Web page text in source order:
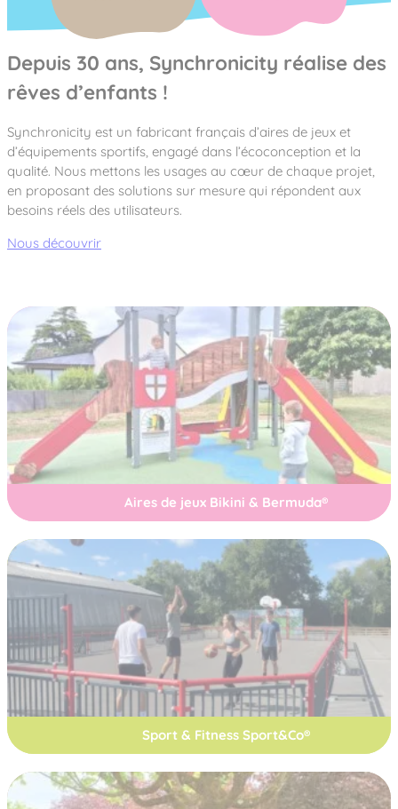
Depuis 30 ans, Synchronicity réalise des
rêves d’enfants !
Synchronicity est un fabricant français d’aires de jeux et
d’équipements sportifs, engagé dans l’écoconception et la
qualité. Nous mettons les usages au cœur de chaque projet,
en proposant des solutions sur mesure qui répondent aux
besoins réels des utilisateurs.
Nous découvrir
Aires de jeux Bikini & Bermuda®
Sport & Fitness Sport&Co®